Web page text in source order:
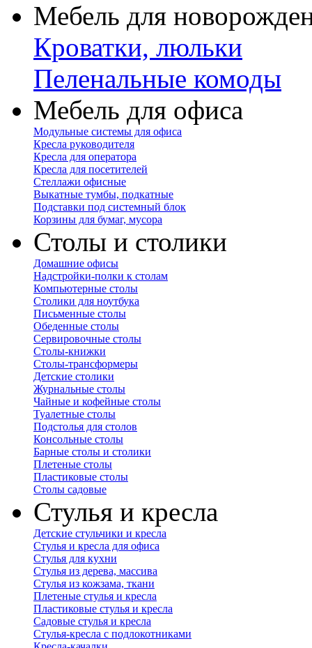
Мебель для
Кроватки, люльки
Пеленальные комоды
Мебель для офиса
Модульные системы для офиса
Кресла руководителя
Кресла для оператора
Кресла для посетителей
Стеллажи офисные
Выкатные тумбы, подкатные
Подставки под системный блок
Корзины для бумаг, мусора
Столы и столики
Домашние офисы
Надстройки-полки к столам
Компьютерные столы
Столики для ноутбука
Письменные столы
Обеденные столы
Сервировочные столы
Столы-книжки
Столы-трансформеры
Детские столики
Журнальные столы
Чайные и кофейные столы
Туалетные столы
Подстолья для столов
Консольные столы
Барные столы и столики
Плетеные столы
Пластиковые столы
Столы садовые
Стулья и кресла
Детские стульчики и кресла
Стулья и кресла для офиса
Стулья для кухни
Стулья из дерева, массива
Стулья из кожзама, ткани
Плетеные стулья и кресла
Пластиковые стулья и кресла
Садовые стулья и кресла
Стулья-кресла с подлокотниками